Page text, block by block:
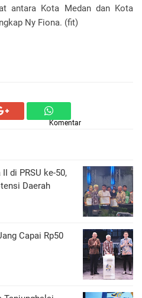
antara Kota Medan dan Kota
Ny Fiona. (fit)
Komentar
di PRSU ke-50,
Daerah
Capai Rp50